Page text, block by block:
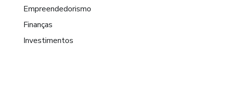
Empreendedorismo
Finanças
Investimentos